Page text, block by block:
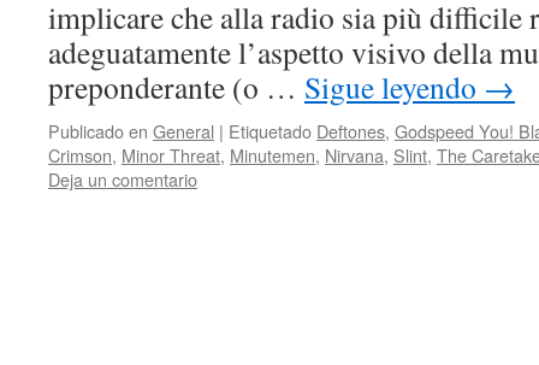
implicare che alla radio sia più difficile
adeguatamente l’aspetto visivo della
preponderante (o … Sigue leyendo →
Publicado en General | Etiquetado Deftones, Godspeed You!
Crimson, Minor Threat, Minutemen, Nirvana, Slint, The
Deja un comentario